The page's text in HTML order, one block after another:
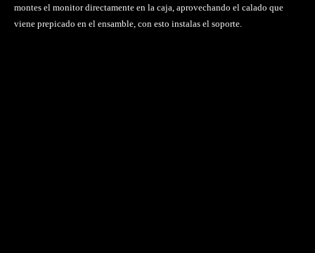
montes el monitor directamente en la caja, aprovechando el calado que
viene prepicado en el ensamble, con esto instalas el soporte.